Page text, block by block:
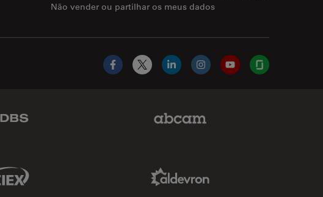
Não vender ou partilhar os meus dados
Facebook
X LinkedInInstagramYouTubeGlassdoor
Sciex Link